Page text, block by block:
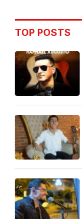
TOP POSTS